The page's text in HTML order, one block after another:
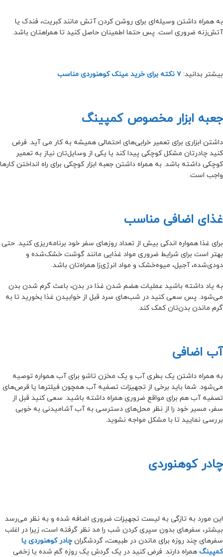
به همراه داشتن وسیله‌ای برای روشن کردن آتش مانند کبریت، فندک یا
آتش‌زنه ضروری است. پس حتما اطمینان حاصل کنید تا همراهتان باشد.
بیشتر بدانید: ۷ نکته برای خرید عینک کوهنوردی مناسب
جعبه ابزار مخصوص کمپینگ
داشتن ابزاری برای تعمیر خرابی‌های احتمالی همیشه به کار می آید. فرض
کنید چادرتان مشکل کوچکی پیدا کند یا یکی از وسایل‌تان نیاز به تعمیر
کوچکی داشته باشد. به همراه داشتن جعبه ابزار کوچکی برای راه انداختن کارها
واجب است.
غذای اضافی مناسب
برای غذا همواره اندکی بیش از تعداد روز‌های سفر خود برنامه‌ریزی کنید. حتی
بهتر است برای شرایط ضروری مواد غذایی مانند گوشت خشک‌شده و
دودی‌شده، آجیل، میوه‌خشک و مواد انرژی‌زا همراه‌تان باشد.
به یاد داشته باشید عملیات هضم شدن غذا در بدن، باعث گرم شدن بدن
می‌شود. پس سعی کنید در شب‌های سرد قبل از خوابیدن غذا بخورید تا به
گرم ماندن بدن‌تان کمک کند.
آب اضافی
به همراه داشتن یک بطری آب و یک مخزن تاشو برای آب همواره توصیه
می‌شود. شما باید برخی از تجهیزات تصفیه آب همچون فیلترها یا قرص‌های
تصفیه ‌آب هم برای مواقع ضروری همراه داشته باشید. سعی کنید قبل از
سفر، مسیر خود را از نظر محل‌های دسترسی به آب آشامیدنی به خوبی
بررسی نمایید تا با مشکل مواجه نشوید.
چادر کوهنوردی
این مورد به تازگی به لیست تجهیزات ضروری اضافه شده و به نظر می‌رسد
بیشتر، سفر‌های بدون سپری کردن شب را مد نظر گرفته است، زیرا در اغلب
سفرهای چند روزه برای ماندن در طبیعت، گردشگران چادر‌ کوهنوردی یا
کمپینگ همراه دارند. فرض کنید در یک گردش یک روزه گم شده یا زخمی